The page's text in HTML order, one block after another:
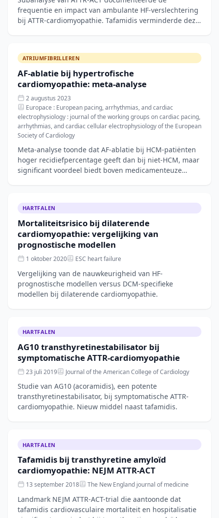
frequentie en impact van ambulante HF-verslechtering
bij ATTR-cardiomyopathie. Tafamidis verminderde deze
ATRIUMFIBRILLEREN
AF-ablatie bij hypertrofische
cardiomyopathie: meta-analyse
2 augustus 2023
Europace : European pacing, arrhythmias, and cardiac
electrophysiology : journal of the working groups on cardiac pacing,
arrhythmias, and cardiac cellular electrophysiology of the European
Society of Cardiology
Meta-analyse toonde dat AF-ablatie bij HCM-patiënten
hoger recidiefpercentage geeft dan bij niet-HCM, maar
significant voordeel biedt boven medicamenteuze
HARTFALEN
Mortaliteitsrisico bij dilaterende
cardiomyopathie: vergelijking van
prognostische modellen
1 oktober 2020 ESC heart failure
Vergelijking van de nauwkeurigheid van HF-
prognostische modellen versus DCM-specifieke
modellen bij dilaterende cardiomyopathie.
HARTFALEN
AG10 transthyretinestabilisator bij
symptomatische ATTR-cardiomyopathie
23 juli 2019 Journal of the American College of Cardiology
Studie van AG10 (acoramidis), een potente
transthyretinestabilisator, bij symptomatische ATTR-
cardiomyopathie. Nieuw middel naast tafamidis.
HARTFALEN
Tafamidis bij transthyretine amyloïd
cardiomyopathie: NEJM ATTR-ACT
13 september 2018 The New England journal of medicine
Landmark NEJM ATTR-ACT-trial die aantoonde dat
tafamidis cardiovasculaire mortaliteit en hospitalisatie